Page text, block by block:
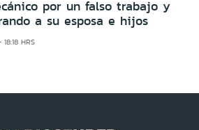
por un falso trabajo y
a su esposa e hijos
HRS